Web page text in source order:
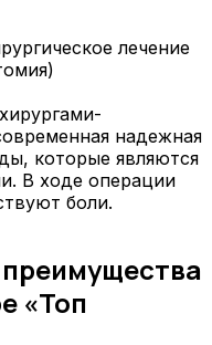
лечение
надежная
которые являются
В ходе операции
боли.
«Топ